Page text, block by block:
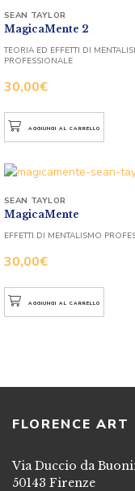
MagicaMente 2
30,00€
SEAN TAYLOR
TEORIA ED EFFETTI DI
PROFESSIONALE
AGGIUNGI AL CARRELLO
MagicaMente
30,00€
SEAN TAYLOR
EFFETTI DI MENTALISMO
AGGIUNGI AL CARRELLO
FLORENCE
Via Duccio da
50143 Firenze